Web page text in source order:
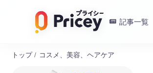
記事一覧
トップ / コスメ、美容、ヘアケア